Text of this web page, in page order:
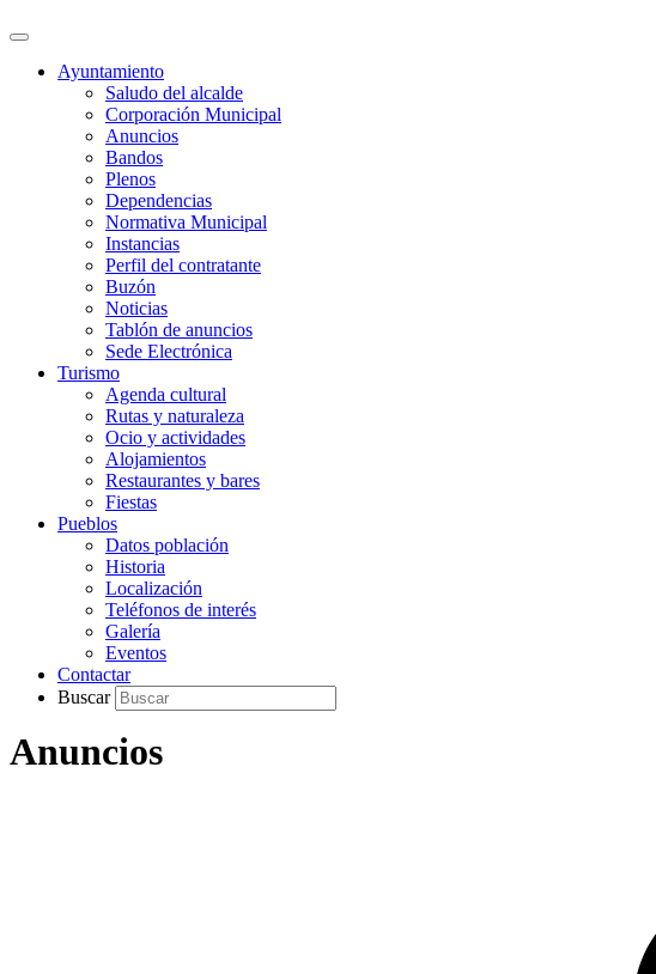
Ayuntamiento
Saludo del alcalde
Corporación Municipal
Anuncios
Bandos
Plenos
Dependencias
Normativa Municipal
Instancias
Perfil del contratante
Buzón
Noticias
Tablón de anuncios
Sede Electrónica
Turismo
Agenda cultural
Rutas y naturaleza
Ocio y actividades
Alojamientos
Restaurantes y bares
Fiestas
Pueblos
Datos población
Historia
Localización
Teléfonos de interés
Galería
Eventos
Contactar
Buscar
Anuncios